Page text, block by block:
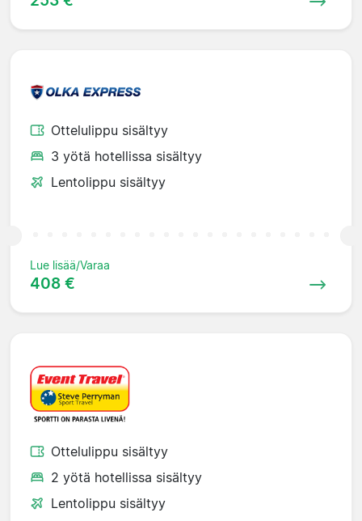
Ottelulippu sisältyy
3 yötä hotellissa sisältyy
Lentolippu sisältyy
Lue lisää/Varaa
408 €
Ottelulippu sisältyy
2 yötä hotellissa sisältyy
Lentolippu sisältyy